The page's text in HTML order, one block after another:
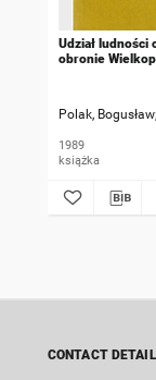
Udział ludności
obronie
Polak, Bogusław
1989
książka
CONTACT